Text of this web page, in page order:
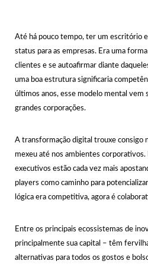
Até há pouco tempo, ter um escritório
status para as empresas. Era uma
clientes e se autoafirmar diante
uma boa estrutura significaria
últimos anos, esse modelo mental vem
grandes corporações.
A transformação digital trouxe consigo
mexeu até nos ambientes
executivos estão cada vez mais
players como caminho para
lógica era competitiva, agora é
Entre os principais ecossistemas de
principalmente sua capital – têm
alternativas para todos os gostos e